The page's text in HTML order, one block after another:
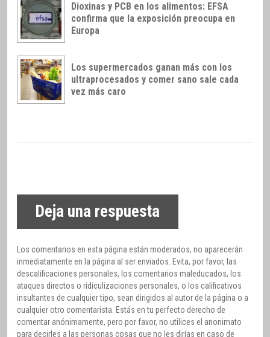
Dioxinas y PCB en los alimentos: EFSA
confirma que la exposición preocupa en
Europa
Los supermercados ganan más con los
ultraprocesados y comer sano sale cada
vez más caro
Deja una respuesta
Los comentarios en esta página están moderados, no aparecerán
inmediatamente en la página al ser enviados. Evita, por favor, las
descalificaciones personales, los comentarios maleducados, los
ataques directos o ridiculizaciones personales, o los calificativos
insultantes de cualquier tipo, sean dirigidos al autor de la página o a
cualquier otro comentarista. Estás en tu perfecto derecho de
comentar anónimamente, pero por favor, no utilices el anonimato
para decirles a las personas cosas que no les dirías en caso de